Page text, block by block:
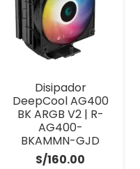
Disipador
DeepCool AG400
BK ARGB V2 | R-
AG400-
BKAMMN-GJD
S/160.00